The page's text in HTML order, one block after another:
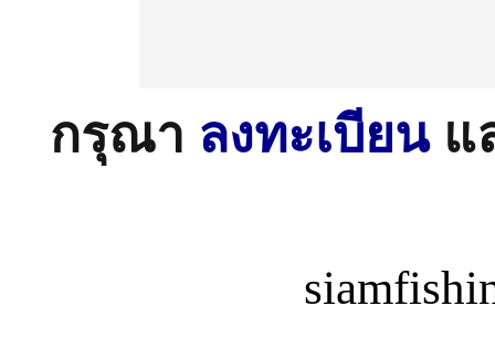
กรุณา ลงทะเบียนแ